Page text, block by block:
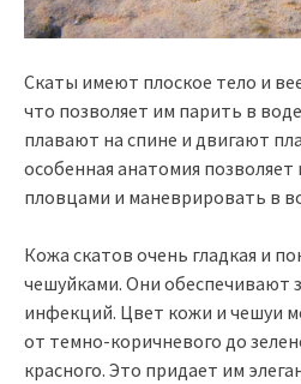
Скаты имеют плоское тело и
что позволяет им парить в
плавают на спине и двигают
особенная анатомия
пловцами и маневрировать в
Кожа скатов очень гладкая и
чешуйками. Они обеспечивают
инфекций. Цвет кожи и чешуи
от темно-коричневого до
красного. Это придает им